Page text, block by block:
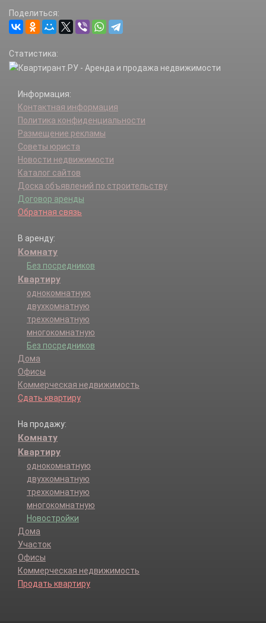
Поделиться:
Статистика:
Информация:
Контактная информация
Политика конфиденциальности
Размещение рекламы
Советы юриста
Новости недвижимости
Каталог сайтов
Доска объявлений по строительству
Договор аренды
Обратная связь
В аренду:
Комнату
Без посредников
Квартиру
однокомнатную
двухкомнатную
трехкомнатную
многокомнатную
Без посредников
Дома
Офисы
Коммерческая недвижимость
Сдать квартиру
На продажу:
Комнату
Квартиру
однокомнатную
двухкомнатную
трехкомнатную
многокомнатную
Новостройки
Дома
Участок
Офисы
Коммерческая недвижимость
Продать квартиру